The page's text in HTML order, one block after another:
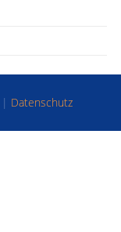
| Datenschutz